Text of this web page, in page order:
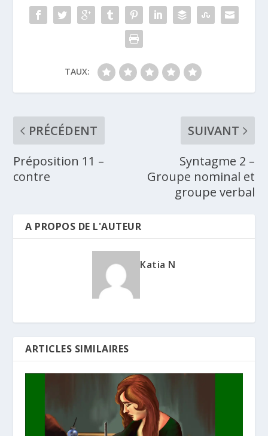
TAUX:
PRÉCÉDENT
Préposition 11 –
contre
SUIVANT
Syntagme 2 –
Groupe nominal et
groupe verbal
A PROPOS DE L'AUTEUR
Katia N
ARTICLES SIMILAIRES